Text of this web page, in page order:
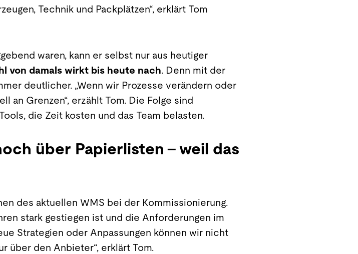
Technik und Packplätzen“, erklärt Tom
waren, kann er selbst nur aus heutiger
von damals wirkt bis heute nach. Denn mit der
deutlicher. „Wenn wir Prozesse verändern oder
an Grenzen“, erzählt Tom. Die Folge sind
die Zeit kosten und das Team belasten.
über Papierlisten – weil das
des aktuellen WMS bei der Kommissionierung.
stark gestiegen ist und die Anforderungen im
Strategien oder Anpassungen können wir nicht
über den Anbieter“, erklärt Tom.